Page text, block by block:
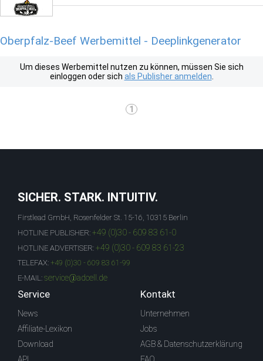
Oberpfalz-Beef Werbemittel - Deeplinkgenerator
Um dieses Werbemittel nutzen zu können, müssen Sie sich
einloggen oder sich als Publisher anmelden
1
SICHER. STARK. INTUITIV.
Firstlead GmbH, Rosenfelder St. 15-16, 10315 Berlin
HOTLINE PUBLISHER: +49 (0)30 - 609 83 61-0
HOTLINE ADVERTISER: +49 (0)30 - 609 83 61-23
TELEFAX: +49 (0)30 - 609 83 61-99
E-MAIL: service@adcell.de
Service
News
Affiliate-Lexikon
Download
Kontakt
Unternehmen
Jobs
AGB & Datenschutzerklärung